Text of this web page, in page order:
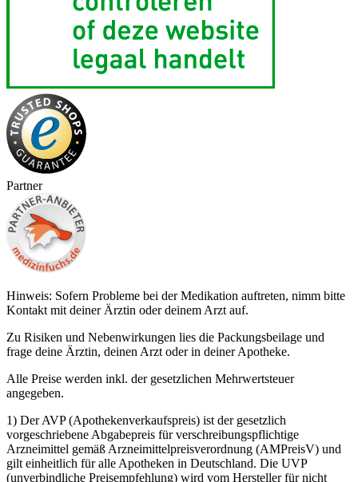
Partner
Hinweis: Sofern Probleme bei der Medikation auftreten, nimm bitte
Kontakt mit deiner Ärztin oder deinem Arzt auf.
Zu Risiken und Nebenwirkungen lies die Packungsbeilage und
frage deine Ärztin, deinen Arzt oder in deiner Apotheke.
Alle Preise werden inkl. der gesetzlichen Mehrwertsteuer
angegeben.
1) Der AVP (Apothekenverkaufspreis) ist der gesetzlich
vorgeschriebene Abgabepreis für verschreibungspflichtige
Arzneimittel gemäß Arzneimittelpreisverordnung (AMPreisV) und
gilt einheitlich für alle Apotheken in Deutschland. Die UVP
(unverbindliche Preisempfehlung) wird vom Hersteller für nicht